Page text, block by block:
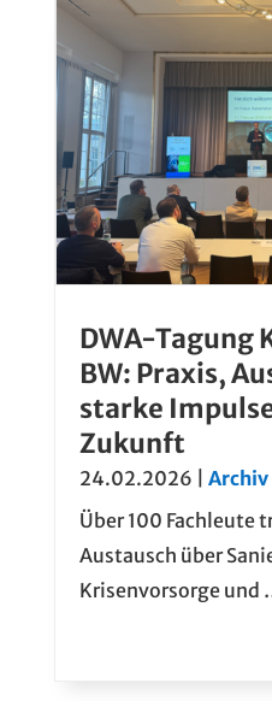
DWA-Tagung
BW: Praxis,
starke
Zukunft
24.02.2026
Archiv
Über 100 Fachleute
Austausch über
Krisenvorsorge und